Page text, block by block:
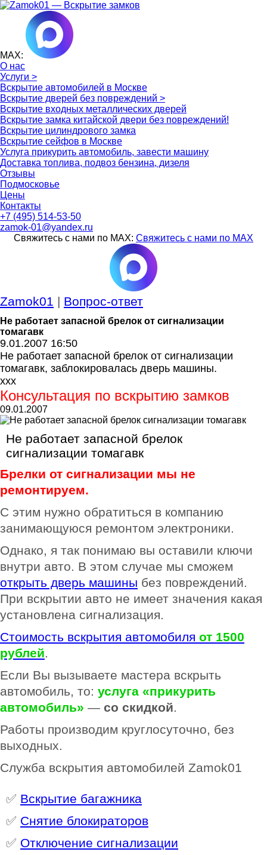
MAX:
О нас
Услуги >
Вскрытие автомобилей в Москве
Вскрытие дверей без повреждений >
Вскрытие входных металлических дверей
Вскрытие замка китайской двери без повреждений!
Вскрытие цилиндрового замка
Вскрытие сейфов в Москве
Услуга прикурить автомобиль, завести машину
Доставка топлива, подвоз бензина, дизеля
Отзывы
Подмосковье
Цены
Контакты
+7 (495) 514-53-50
zamok-01@yandex.ru
Свяжитесь с нами по MAX: Свяжитесь с нами по MAX
Zamok01 | Вопрос-ответ
Не работает запасной брелок от сигнализации
томагавк
9.01.2007 16:50
Не работает запасной брелок от сигнализации
томагавк, заблокировалась дверь машины.
xxx
Консультация по вскрытию замков
09.01.2007
Не работает запасной брелок
сигнализации томагавк
Брелки от сигнализации мы не
ремонтируем.
С этим нужно обратиться в компанию
занимающуюся ремонтом электроники.
Однако, я так понимаю вы оставили ключи
внутри авто. В этом случае мы сможем
открыть дверь машины без повреждений.
При вскрытии авто не имеет значения какая
установлена сигнализация.
Стоимость вскрытия автомобиля от 1500
рублей.
Если Вы вызываете мастера вскрыть
автомобиль, то: услуга «прикурить
автомобиль» — со скидкой.
Работы производим круглосуточно, без
выходных.
Служба вскрытия автомобилей Zamok01
✅ Вскрытие багажника
✅ Снятие блокираторов
✅ Отключение сигнализации